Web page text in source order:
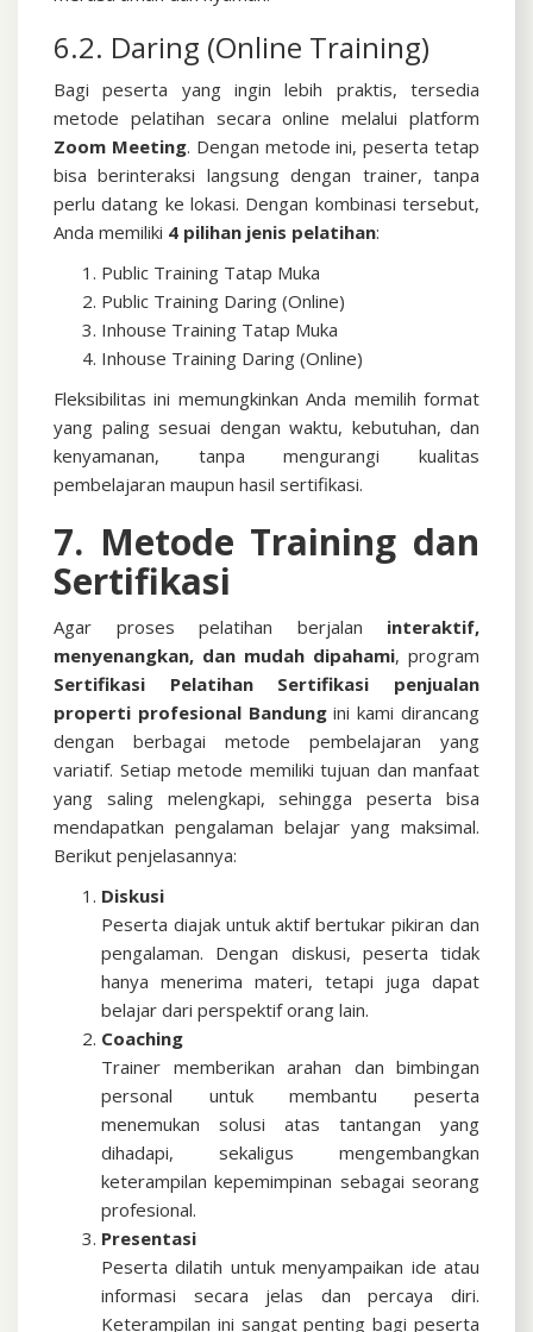
6.2. Daring (Online Training)
Bagi peserta yang ingin lebih praktis, tersedia
metode pelatihan secara online melalui platform
Zoom Meeting. Dengan metode ini, peserta tetap
bisa berinteraksi langsung dengan trainer, tanpa
perlu datang ke lokasi. Dengan kombinasi tersebut,
Anda memiliki 4 pilihan jenis pelatihan:
Public Training Tatap Muka
Public Training Daring (Online)
Inhouse Training Tatap Muka
Inhouse Training Daring (Online)
Fleksibilitas ini memungkinkan Anda memilih format
yang paling sesuai dengan waktu, kebutuhan, dan
kenyamanan, tanpa mengurangi kualitas
pembelajaran maupun hasil sertifikasi.
7. Metode Training dan
Sertifikasi
Agar proses pelatihan berjalan interaktif,
menyenangkan, dan mudah dipahami, program
Sertifikasi Pelatihan Sertifikasi penjualan
properti profesional Bandung ini kami dirancang
dengan berbagai metode pembelajaran yang
variatif. Setiap metode memiliki tujuan dan manfaat
yang saling melengkapi, sehingga peserta bisa
mendapatkan pengalaman belajar yang maksimal.
Berikut penjelasannya:
Diskusi
Peserta diajak untuk aktif bertukar pikiran dan
pengalaman. Dengan diskusi, peserta tidak
hanya menerima materi, tetapi juga dapat
belajar dari perspektif orang lain.
Coaching
Trainer memberikan arahan dan bimbingan
personal untuk membantu peserta
menemukan solusi atas tantangan yang
dihadapi, sekaligus mengembangkan
keterampilan kepemimpinan sebagai seorang
profesional.
Presentasi
Peserta dilatih untuk menyampaikan ide atau
informasi secara jelas dan percaya diri.
Keterampilan ini sangat penting bagi peserta